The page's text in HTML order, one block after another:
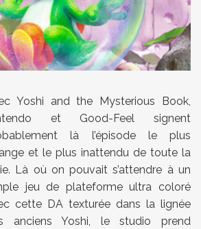
Yoshi and the Mysterious Book,
et Good-Feel signent
là l’épisode le plus
et le plus inattendu de toute la
Là où on pouvait s’attendre à un
jeu de plateforme ultra coloré
cette DA texturée dans la lignée
anciens Yoshi, le studio prend